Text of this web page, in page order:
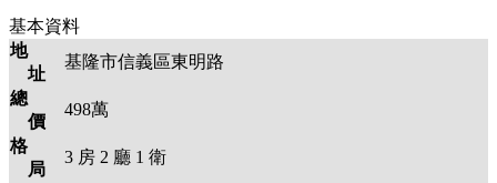
基本資料
地
址
基隆市信義區東明路
總
價
498萬
格
局
3 房 2 廳 1 衛